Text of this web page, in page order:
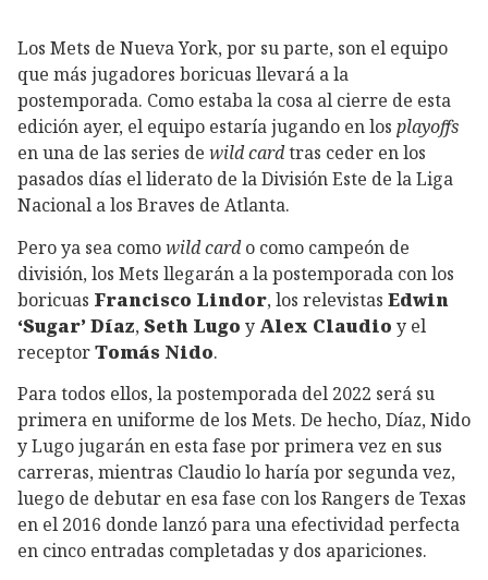
Los Mets de Nueva York, por su parte, son el equipo
que más jugadores boricuas llevará a la
postemporada. Como estaba la cosa al cierre de esta
edición ayer, el equipo estaría jugando en los playoffs
en una de las series de wild cardtras ceder en los
pasados días el liderato de la División Este de la Liga
Nacional a los Braves de Atlanta.
Pero ya sea comowild cardo como campeón de
división, los Mets llegarán a la postemporada con los
boricuas Francisco Lindor, los relevistas Edwin
‘Sugar’ Díaz,Seth Lugo y Alex Claudio y el
receptorTomás Nido.
Para todos ellos, la postemporada del 2022 será su
primera en uniforme de los Mets. De hecho, Díaz, Nido
y Lugo jugarán en esta fase por primera vez en sus
carreras, mientras Claudio lo haría por segunda vez,
luego de debutar en esa fase con los Rangers de Texas
en el 2016 donde lanzó para una efectividad perfecta
en cinco entradas completadas y dos apariciones.